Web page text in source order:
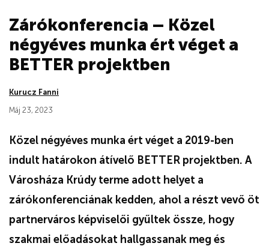
Zárókonferencia – Közel
négyéves munka ért véget a
BETTER projektben
Kurucz Fanni
Máj 23, 2023
Közel négyéves munka ért véget a 2019-ben
indult határokon átívelő BETTER projektben. A
Városháza Krúdy terme adott helyet a
zárókonferenciának kedden, ahol a részt vevő öt
partnerváros képviselői gyűltek össze, hogy
szakmai előadásokat hallgassanak meg és